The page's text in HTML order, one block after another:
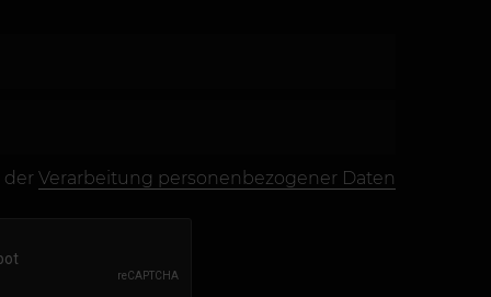
der Verarbeitung personenbezogener Daten